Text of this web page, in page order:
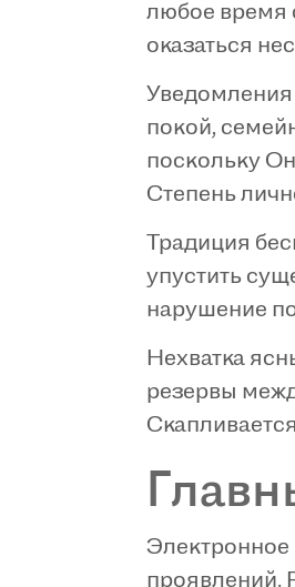
любое время
оказаться
покой,
поскольку
Степень
Традиция
упустить
нарушение
Нехватка
резервы
Электронное
проявлений.